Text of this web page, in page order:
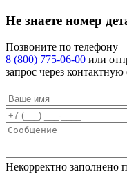
Не знаете номер
Позвоните по телефону
8 (800) 775-06-00 или
запрос через
Некорректно заполнено